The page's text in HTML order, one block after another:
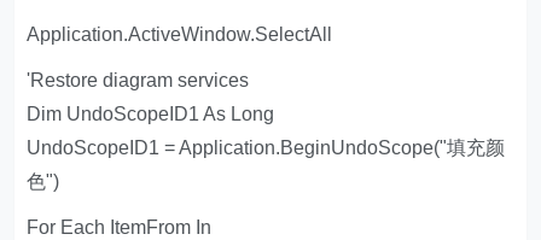
Application.ActiveWindow.SelectAll
'Restore diagram services
Dim UndoScopeID1 As Long
UndoScopeID1 = Application.BeginUndoScope("填充颜
色")
For Each ItemFrom In